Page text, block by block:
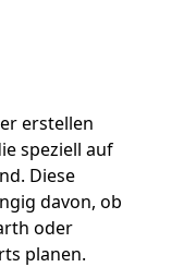
erstellen
speziell auf
Diese
davon, ob
oder
planen.